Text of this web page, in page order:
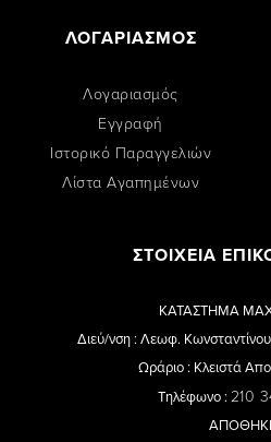
ΛΟΓΑΡΙΑΣΜΟΣ
Λογαριασμός
Εγγραφή
Ιστορικό Παραγγελιών
Λίστα Αγαπημένων
ΣΤΟΙΧΕΙΑ
ΚΑΤΑΣΤΗΜΑ
Διεύ/νση : Λεωφ.
Ωράριο : Κλειστά
Τηλέφωνο : 210